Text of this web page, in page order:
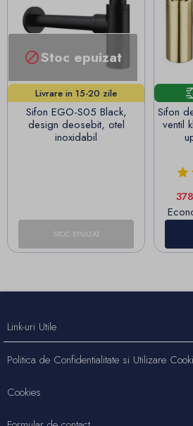
Stoc epuizat
Livrare in 15-20 zile
lucrătoare!
Sifon EGO-S05 Black,
design deosebit, otel
inoxidabil
STOC EPUIZAT
Sifon
ventil
Pret
Link-uri Utile
Politica de Confidentialitate si Utilizare
Cookies